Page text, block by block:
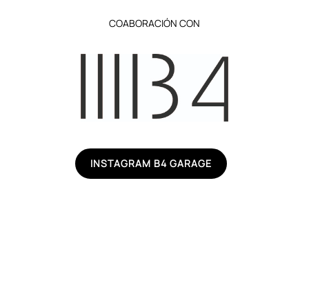
COABORACIÓN CON
INSTAGRAM B4 GARAGE